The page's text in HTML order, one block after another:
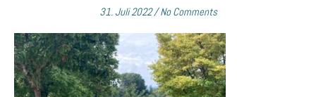
31. Juli 2022/ No Comments